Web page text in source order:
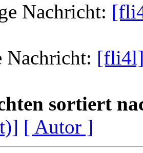
Nachricht:
Nachricht: [fli4l]
sortiert
[ Autor ]